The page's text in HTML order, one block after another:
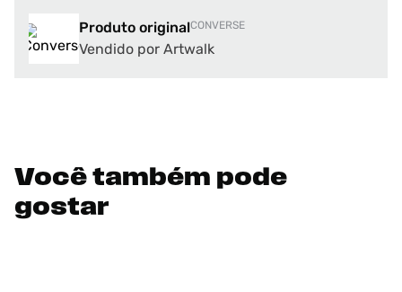
Produto originalCONVERSE
Vendido por Artwalk
Você também pode
gostar